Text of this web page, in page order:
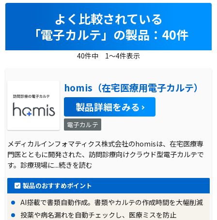
よく比較されている
「電子カルテ」の製品：40件
40件中 1～4件表示
homis（在宅医療用電子カルテ）
製品詳細をみる
電子カルテ
メディカルインフォマティクス株式会社のhomisは、在宅医療専
門医とともに開発された、訪問診療向けクラウド型電子カルテで
す。診療現場に...続きを読む
製品のおすすめポイント
AI搭載で書類自動作成。書類やカルテの作成時間を大幅削減
投薬や病名漏れを自動チェックし、医療ミスを防止